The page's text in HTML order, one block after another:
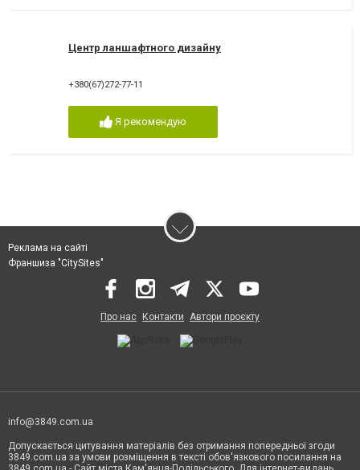
Центр ланшафтного дизайну
+380(67)272-77-11
Я рекомендую
Реклама на сайті
Франшиза "CitySites"
Про нас Контакти Автори проєкту
info@3849.com.ua
Допускається цитування матеріалів без отримання попередньої згоди
3849.com.ua за умови розміщення в тексті обов'язкового посилання на